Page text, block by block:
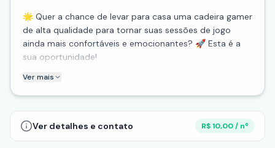
🌟 Quer a chance de levar para casa uma cadeira gamer
de alta qualidade para tornar suas sessões de jogo
ainda mais confortáveis e emocionantes? 🚀 Esta é a
sua oportunidade!
grupos de WhatsApp para aumentar as chances de
todos e
Ver mais
Ver detalhes e contato R$ 10,00 / nº